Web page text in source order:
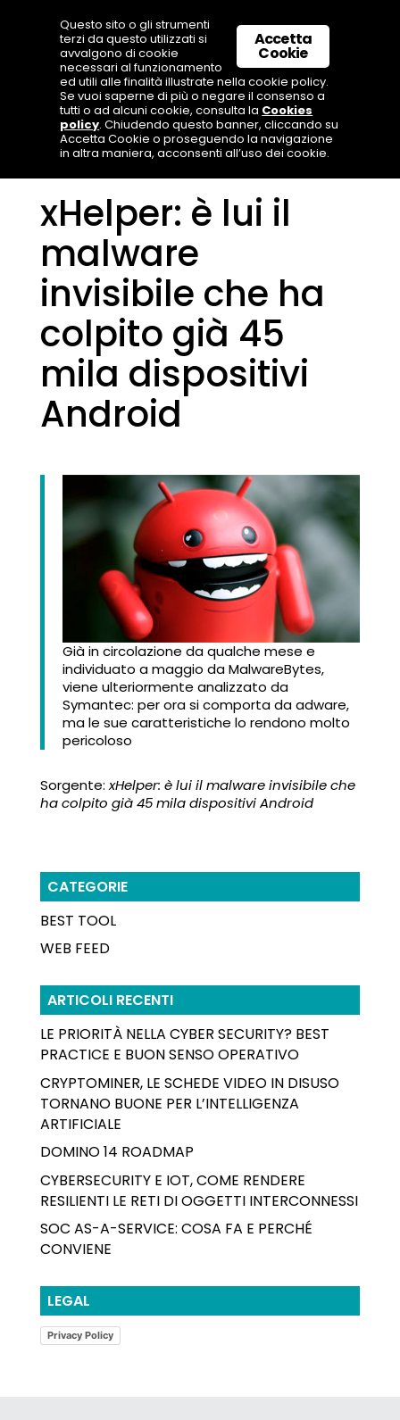
xHelper: è lui il
malware
invisibile che ha
colpito già 45
mila dispositivi
Android
Già in circolazione da qualche mese e
individuato a maggio da MalwareBytes,
viene ulteriormente analizzato da
Symantec: per ora si comporta da adware,
ma le sue caratteristiche lo rendono molto
pericoloso
Sorgente:xHelper: è lui il malware invisibile che
ha colpito già 45 mila dispositivi Android
CATEGORIE
BEST TOOL
WEB FEED
ARTICOLI RECENTI
LE PRIORITÀ NELLA CYBER SECURITY? BEST
PRACTICE E BUON SENSO OPERATIVO
CRYPTOMINER, LE SCHEDE VIDEO IN DISUSO
TORNANO BUONE PER L’INTELLIGENZA
ARTIFICIALE
DOMINO 14 ROADMAP
CYBERSECURITY E IOT, COME RENDERE
RESILIENTI LE RETI DI OGGETTI INTERCONNESSI
SOC AS-A-SERVICE: COSA FA E PERCHÉ
CONVIENE
LEGAL
Privacy Policy
Accetta
Cookie
Questo sito o gli strumenti
terzi da questo utilizzati si
avvalgono di cookie
necessari al funzionamento
ed utili alle finalità illustrate nella cookie policy.
Se vuoi saperne di più o negare il consenso a
tutti o ad alcuni cookie, consulta la Cookies
policy. Chiudendo questo banner, cliccando su
Accetta Cookie o proseguendo la navigazione
in altra maniera, acconsenti all’uso dei cookie.